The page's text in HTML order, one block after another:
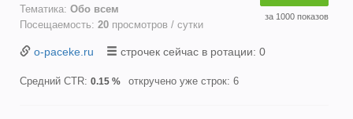
за 1000 показов
Тематика: Oбо всем
Посещаемость: 20 просмотров / сутки
o-paceke.ru строчек сейчас в ротации: 0
Средний CTR: 0.15 % откручено уже строк: 6